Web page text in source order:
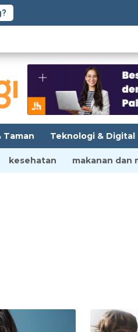
Taman Teknologi & Digital
kesehatan makanan dan